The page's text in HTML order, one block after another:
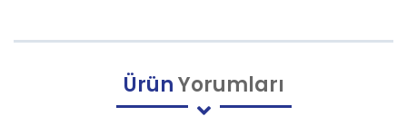
ÜrünYorumları